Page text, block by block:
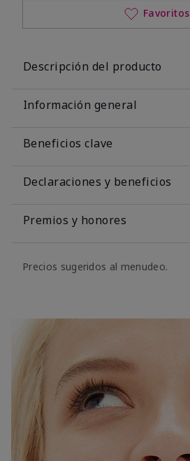
Favoritos
Descripción del producto
Información general
Beneficios clave
Declaraciones y beneficios
Premios y honores
Precios sugeridos al menudeo.